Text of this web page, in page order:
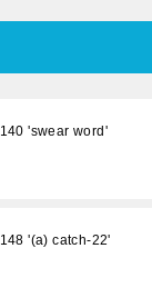
'swear word'
'(a) catch-22'